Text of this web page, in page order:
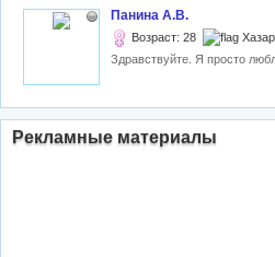
Панина А.В.
Возраст: 28
Здравствуйте. Я просто
Рекламные материалы